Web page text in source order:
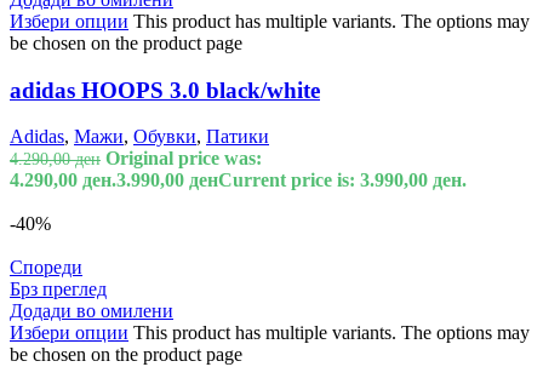
Избери опции This product has multiple variants. The options may
be chosen on the product page
adidas HOOPS 3.0 black/white
Adidas, Мажи, Обувки, Патики
4.290,00ден Original price was:
4.290,00 ден.3.990,00 денCurrent price is: 3.990,00 ден.
-40%
Спореди
Брз преглед
Додади во омилени
Избери опции This product has multiple variants. The options may
be chosen on the product page